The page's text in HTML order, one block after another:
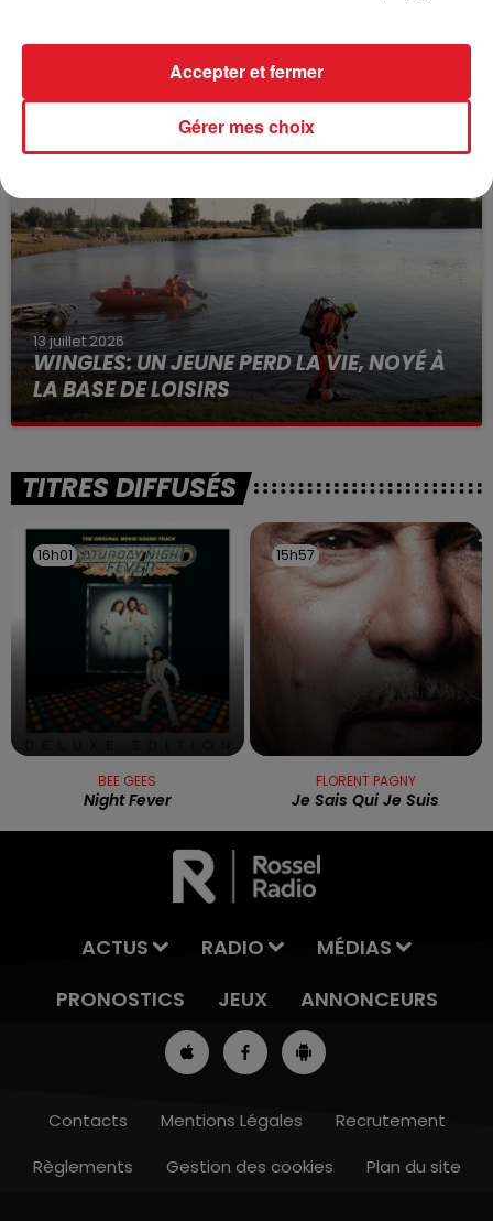
8h00 - 10h00
BÉTHUNE: ENQUÊTE POUR HOMICIDE
VOLONTAIRE EN COURS, APRÈS LA...
Selon les premiers éléments, le logement servait
13 juillet 2026
WINGLES: UN JEUNE PERD LA VIE, NOYÉ À
LA BASE DE LOISIRS
La victime a coulé à pic
TITRES DIFFUSÉS
16h01
16h01
BEE GEES
Night Fever
15h57
15h57
FLORENT PAGNY
Je Sais Qui Je Suis
ACTUS RADIO
MÉDIAS
PRONOSTICS
JEUX ANNONCEURS
Contacts Mentions Légales
Recrutement
Règlements
Gestion des cookies Plan du site
Gérer mes choix
Accepter et fermer